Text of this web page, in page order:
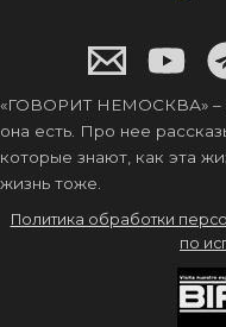
«ГОВОРИТ НЕМОСКВА» –
она есть. Про нее
которые знают, как эта
жизнь тоже.
Политика обработки
по